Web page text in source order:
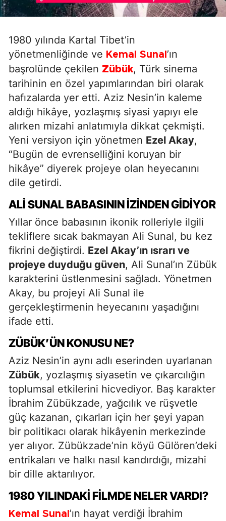
1980 yılında Kartal Tibet’in
yönetmenliğinde ve Kemal Sunal ’ın
başrolünde çekilen Zübük, Türk sinema
tarihinin en özel yapımlarından biri olarak
hafızalarda yer etti. Aziz Nesin’in kaleme
aldığı hikâye, yozlaşmış siyasi yapıyı ele
alırken mizahi anlatımıyla dikkat çekmişti.
Yeni versiyon için yönetmen Ezel Akay,
“Bugün de evrenselliğini koruyan bir
hikâye” diyerek projeye olan heyecanını
dile getirdi.
ALI SUNAL BABASININ İZINDEN GIDIYOR
Yıllar önce babasının ikonik rolleriyle ilgili
tekliflere sıcak bakmayan Ali Sunal, bu kez
fikrini değiştirdi. Ezel Akay’ın ısrarı ve
projeye duyduğu güven, Ali Sunal’ın Zübük
karakterini üstlenmesini sağladı. Yönetmen
Akay, bu projeyi Ali Sunal ile
gerçekleştirmenin heyecanını yaşadığını
ifade etti.
ZÜBÜK’ÜN KONUSU NE?
Aziz Nesin’in aynı adlı eserinden uyarlanan
Zübük, yozlaşmış siyasetin ve çıkarcılığın
toplumsal etkilerini hicvediyor. Baş karakter
İbrahim Zübükzade, yağcılık ve rüşvetle
güç kazanan, çıkarları için her şeyi yapan
bir politikacı olarak hikâyenin merkezinde
yer alıyor. Zübükzade’nin köyü Gülören’deki
entrikaları ve halkı nasıl kandırdığı, mizahi
bir dille aktarılıyor.
1980 YILINDAKI FILMDE NELER VARDI?
Kemal Sunal ’ın hayat verdiği İbrahim